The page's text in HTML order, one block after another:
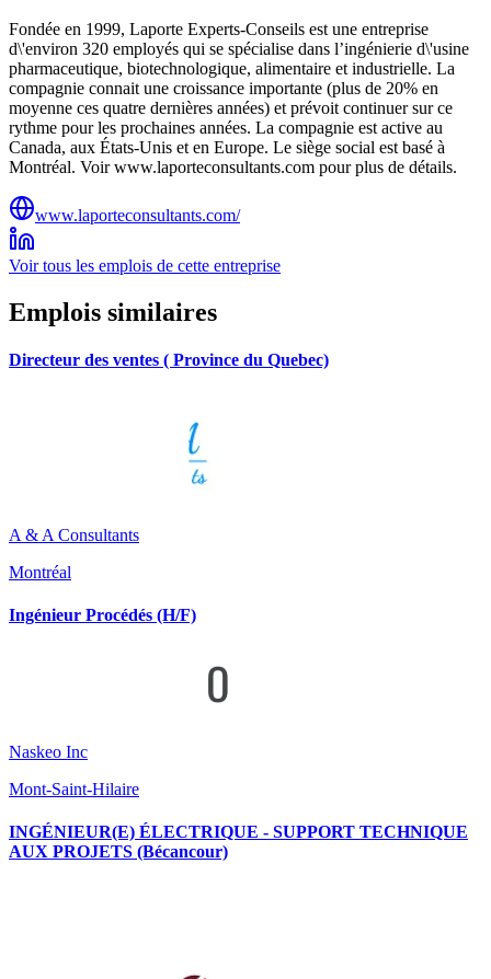
Fondée en 1999, Laporte Experts-Conseils est une entreprise
d\'environ 320 employés qui se spécialise dans l’ingénierie d\'usine
pharmaceutique, biotechnologique, alimentaire et industrielle. La
compagnie connait une croissance importante (plus de 20% en
moyenne ces quatre dernières années) et prévoit continuer sur ce
rythme pour les prochaines années. La compagnie est active au
Canada, aux États-Unis et en Europe. Le siège social est basé à
Montréal. Voir www.laporteconsultants.com pour plus de détails.
www.laporteconsultants.com/
Voir tous les emplois de cette entreprise
Emplois similaires
Directeur des ventes ( Province du Quebec)
A & A Consultants
Montréal
Ingénieur Procédés (H/F)
Naskeo Inc
Mont-Saint-Hilaire
INGÉNIEUR(E) ÉLECTRIQUE - SUPPORT TECHNIQUE
AUX PROJETS (Bécancour)